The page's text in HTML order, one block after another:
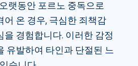
랫동안 포르노 중독으로
어 온 경우, 극심한 죄책감
을 경험합니다. 이러한 감정
유발하여 타인과 단절된 느